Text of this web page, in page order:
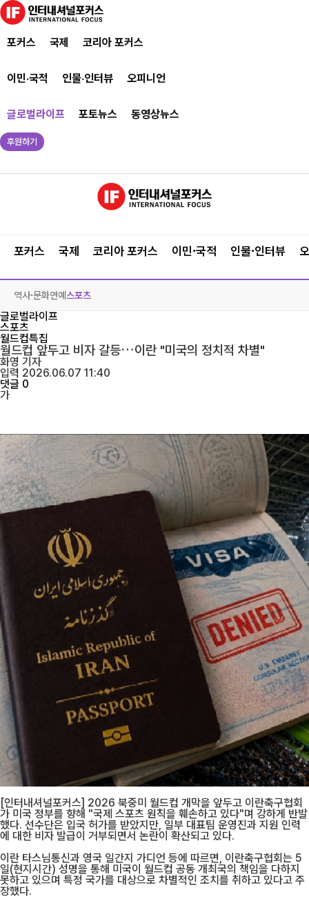
포커스 국제 코리아 포커스
이민·국적 인물·인터뷰 오피니언
글로벌라이프 포토뉴스 동영상뉴스
후원하기
포커스 국제 코리아 포커스 이민·국적 인물·인터뷰
역사·문화연예 스포츠
글로벌라이프
스포츠
월드컵특집
월드컵 앞두고 비자 갈등…이란 "미국의 정치적 차별"
화영 기자
입력 2026.06.07 11:40
댓글 0
가
[인터내셔널포커스] 2026 북중미 월드컵 개막을 앞두고 이란축구협회
가 미국 정부를 향해 "국제 스포츠 원칙을 훼손하고 있다"며 강하게 반발
했다. 선수단은 입국 허가를 받았지만, 일부 대표팀 운영진과 지원 인력
에 대한 비자 발급이 거부되면서 논란이 확산되고 있다.
이란 타스님통신과 영국 일간지 가디언 등에 따르면, 이란축구협회는 5
일(현지시간) 성명을 통해 미국이 월드컵 공동 개최국의 책임을 다하지
못하고 있으며 특정 국가를 대상으로 차별적인 조치를 취하고 있다고 주
장했다.